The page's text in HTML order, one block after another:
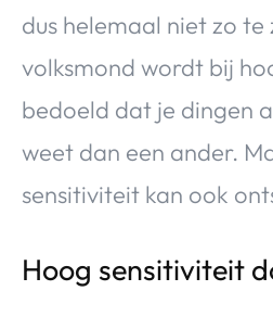
dus helemaal niet zo te
volksmond wordt bij
bedoeld dat je dingen
weet dan een ander.
sensitiviteit kan ook
Hoog sensitiviteit